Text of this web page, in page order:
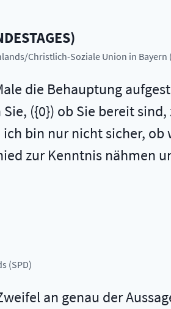
)
Christlich-Soziale Union in Bayern
die Behauptung
({0}) ob Sie bereit
bin nur nicht sicher, ob
zur Kenntnis nähmen
(SPD)
an genau der